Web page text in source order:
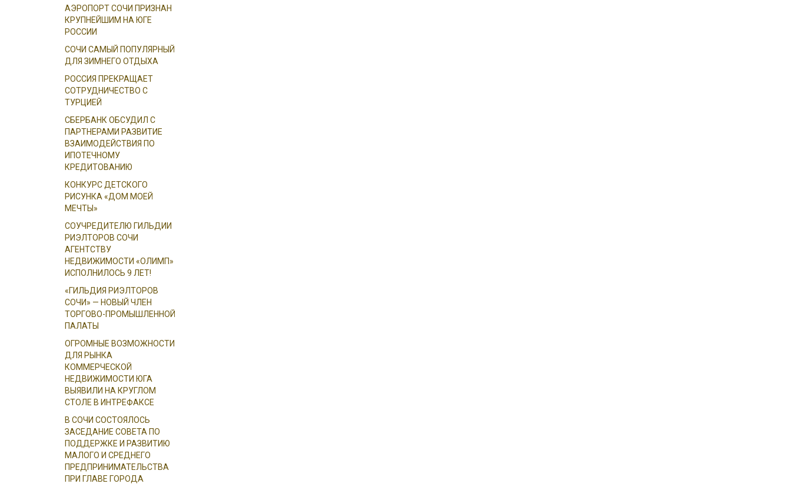
АЭРОПОРТ СОЧИ ПРИЗНАН
КРУПНЕЙШИМ НА ЮГЕ
РОССИИ
СОЧИ САМЫЙ ПОПУЛЯРНЫЙ
ДЛЯ ЗИМНЕГО ОТДЫХА
РОССИЯ ПРЕКРАЩАЕТ
СОТРУДНИЧЕСТВО С
ТУРЦИЕЙ
СБЕРБАНК ОБСУДИЛ С
ПАРТНЕРАМИ РАЗВИТИЕ
ВЗАИМОДЕЙСТВИЯ ПО
ИПОТЕЧНОМУ
КРЕДИТОВАНИЮ
КОНКУРС ДЕТСКОГО
РИСУНКА «ДОМ МОЕЙ
МЕЧТЫ»
СОУЧРЕДИТЕЛЮ ГИЛЬДИИ
РИЭЛТОРОВ СОЧИ
АГЕНТСТВУ
НЕДВИЖИМОСТИ «ОЛИМП»
ИСПОЛНИЛОСЬ 9 ЛЕТ!
«ГИЛЬДИЯ РИЭЛТОРОВ
СОЧИ» — НОВЫЙ ЧЛЕН
ТОРГОВО-ПРОМЫШЛЕННОЙ
ПАЛАТЫ
ОГРОМНЫЕ ВОЗМОЖНОСТИ
ДЛЯ РЫНКА
КОММЕРЧЕСКОЙ
НЕДВИЖИМОСТИ ЮГА
ВЫЯВИЛИ НА КРУГЛОМ
СТОЛЕ В ИНТРЕФАКСЕ
В СОЧИ СОСТОЯЛОСЬ
ЗАСЕДАНИЕ СОВЕТА ПО
ПОДДЕРЖКЕ И РАЗВИТИЮ
МАЛОГО И СРЕДНЕГО
ПРЕДПРИНИМАТЕЛЬСТВА
ПРИ ГЛАВЕ ГОРОДА